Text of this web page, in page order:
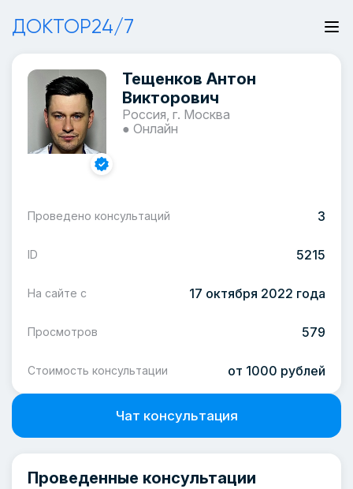
ДОКТОР24/7
Тещенков Антон
Викторович
Россия, г. Москва
● Онлайн
Проведено консультаций 3
На сайте с 17 октября 2022 года
ID 5215
Просмотров 579
Стоимость консультации от 1000 рублей
Чат консультация
Проведенные консультации